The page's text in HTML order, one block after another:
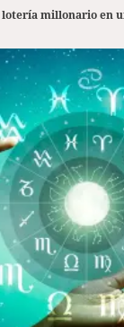
millonario en